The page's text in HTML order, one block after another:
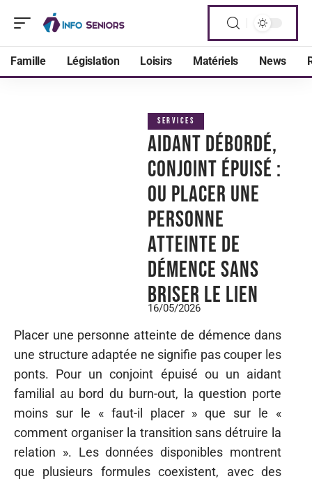
Famille Législation Loisirs Matériels News
SERVICES
Aidant débordé,
conjoint épuisé :
ou placer une
personne
atteinte de
démence sans
briser le lien
16/05/2026
Placer une personne atteinte de démence dans
une structure adaptée ne signifie pas couper les
ponts. Pour un conjoint épuisé ou un aidant
familial au bord du burn-out, la question porte
moins sur le « faut-il placer » que sur le «
comment organiser la transition sans détruire la
relation ». Les données disponibles montrent
que plusieurs formules coexistent, avec des